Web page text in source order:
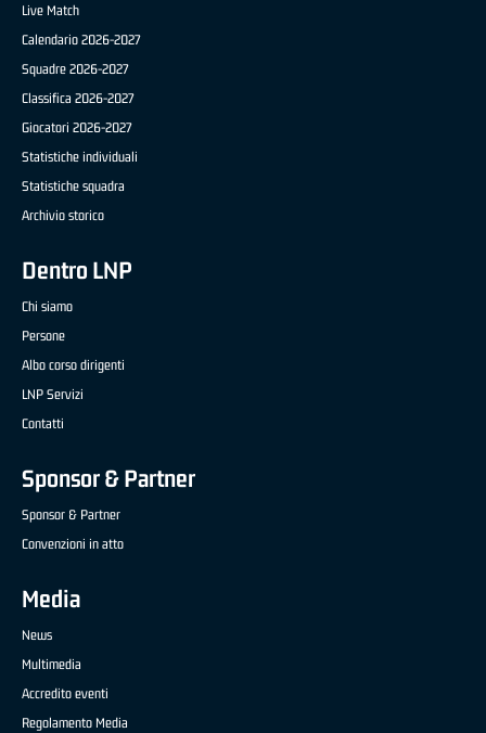
Live Match
Calendario 2026-2027
Squadre 2026-2027
Classifica 2026-2027
Giocatori 2026-2027
Statistiche individuali
Statistiche squadra
Archivio storico
Dentro LNP
Chi siamo
Persone
Albo corso dirigenti
LNP Servizi
Contatti
Sponsor & Partner
Sponsor & Partner
Convenzioni in atto
Media
News
Multimedia
Accredito eventi
Regolamento Media